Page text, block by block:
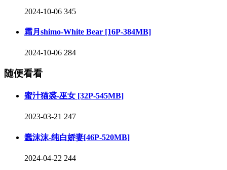
2024-10-06 345
霜月shimo-White Bear [16P-384MB]
2024-10-06 284
随便看看
蜜汁猫裘-巫女 [32P-545MB]
2023-03-21 247
蠢沫沫-纯白娇妻[46P-520MB]
2024-04-22 244